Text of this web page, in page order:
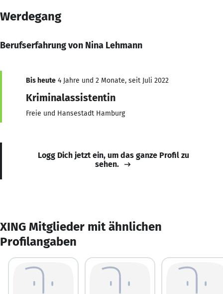
Werdegang
Berufserfahrung von Nina Lehmann
Bis heute 4 Jahre und 2 Monate, seit Juli 2022
Kriminalassistentin
Freie und Hansestadt Hamburg
Logg Dich jetzt ein, um das ganze Profil zu
sehen.
XING Mitglieder mit ähnlichen
Profilangaben